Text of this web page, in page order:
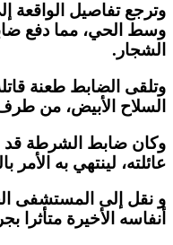
وترجع تفاصيل
وسط الحي، مما دفع
الشجار.
وتلقى الضابط طعنة
السلاح الأبيض، من
وكان ضابط الشرطة قد
عائلته، لينتهي به الأمر
و نقل إلى المستشفى
أنفاسه الأخيرة متأثرا